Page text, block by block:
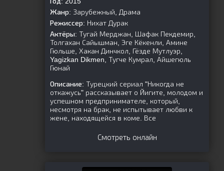
Жанр: Зарубежный, Драма
Режиссер: Нихат Дурак
Актёры: Тугай Мерджан, Шафак Пекдемир,
Толгахан Сайышман, Эге Кёкенли, Амине
Гюльше, Хакан Динчкол, Гёзде Мутлуэр,
Yagizkan Dikmen, Тугче Кумрал, Айшегюль
Гюнай
Описание: Турецкий сериал "Никогда не
откажусь" рассказывает о Йигите, молодом и
успешном предпринимателе, который,
несмотря на брак, не испытывает любви к
жене, находящейся в коме. Все
Смотреть онлайн